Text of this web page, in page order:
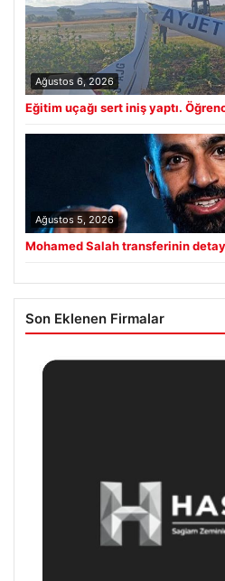
Ağustos 6, 2026
Eğitim uçağı sert iniş yaptı.
Ağustos 5, 2026
Mohamed Salah transferinin
Son Eklenen Firmalar